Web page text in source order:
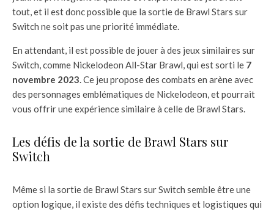
tout, et il est donc possible que la sortie de Brawl Stars sur
Switch ne soit pas une priorité immédiate.
En attendant, il est possible de jouer à des jeux similaires sur
Switch, comme Nickelodeon All-Star Brawl, qui est sorti le 7
novembre 2023. Ce jeu propose des combats en arène avec
des personnages emblématiques de Nickelodeon, et pourrait
vous offrir une expérience similaire à celle de Brawl Stars.
Les défis de la sortie de Brawl Stars sur
Switch
Même si la sortie de Brawl Stars sur Switch semble être une
option logique, il existe des défis techniques et logistiques qui